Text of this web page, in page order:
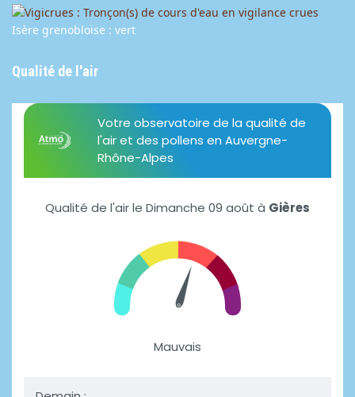
Isère grenobloise : vert
Qualité de l'air